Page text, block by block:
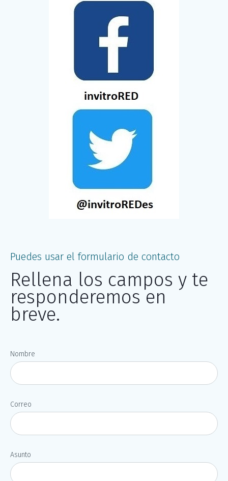
Puedes usar el formulario de contacto
Rellena los campos y te
responderemos en
breve.
Nombre
Correo
Asunto